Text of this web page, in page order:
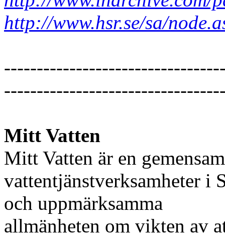
http://www.hsr.se/sa/
Mitt Vatten
Mitt Vatten är en
vattentjänstverksamheter i
och uppmärksamma
allmänheten om vikten av